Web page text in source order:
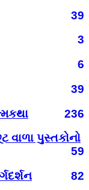
39
3
6
39
236
વાળા પુસ્તકોનો
59
82